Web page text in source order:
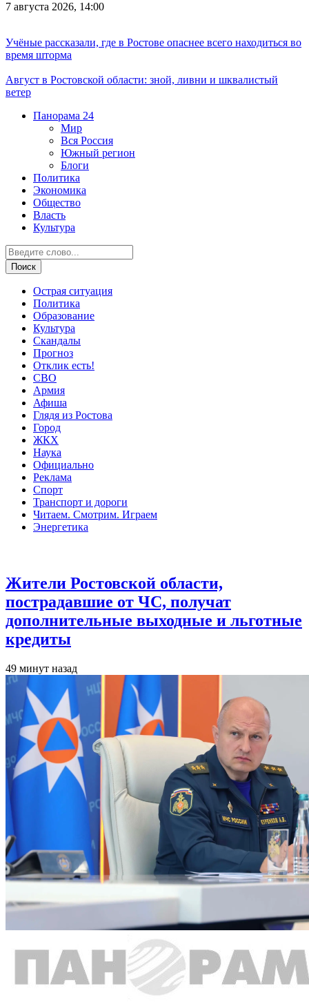
7 августа 2026, 14:00
Учёные рассказали, где в Ростове опаснее всего находиться во
время шторма
Август в Ростовской области: зной, ливни и шквалистый
ветер
Панорама 24
Мир
Вся Россия
Южный регион
Блоги
Политика
Экономика
Общество
Власть
Культура
Острая ситуация
Политика
Образование
Культура
Скандалы
Прогноз
Отклик есть!
СВО
Армия
Афиша
Глядя из Ростова
Город
ЖКХ
Наука
Официально
Реклама
Спорт
Транспорт и дороги
Читаем. Смотрим. Играем
Энергетика
Жители Ростовской области,
пострадавшие от ЧС, получат
дополнительные выходные и льготные
кредиты
49 минут назад